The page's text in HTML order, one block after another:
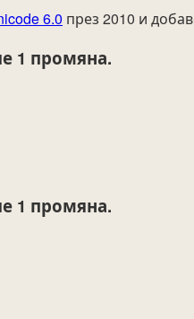
6.0 през 2010 и
1 промяна.
1 промяна.